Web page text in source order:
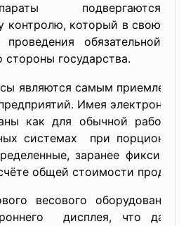
подвергаются
контролю, который в свою
обязательной
стороны государства.
самым приемлемым
Имея
как для обычной
системах при
заранее
общей стоимости
весового оборудования
дисплея, что